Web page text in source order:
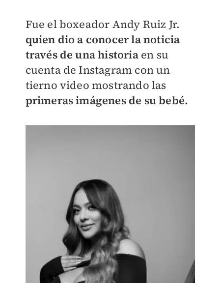
Fue el boxeador Andy Ruiz Jr.
quien dio a conocer la noticia
través de una historiaen su
cuenta de Instagram con un
tierno video mostrando las
primeras imágenes de su bebé.